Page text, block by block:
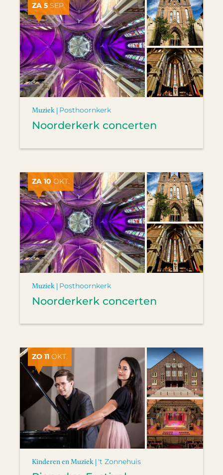
ZA 5 SEP.
Muziek | Posthoornkerk
Noorderkerk concerten
ZA 10 OKT.
Muziek | Posthoornkerk
Noorderkerk concerten
ZO 11 OKT.
Kinderen en Muziek | 't Zonnehuis